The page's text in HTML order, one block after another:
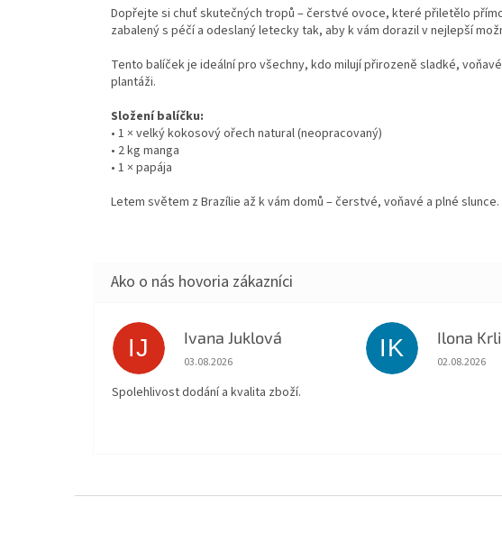
Dopřejte si chuť skutečných tropů – čerstvé ovoce, které přiletělo
zabalený s péčí a odeslaný letecky tak, aby k vám dorazil v nejlepší
Tento balíček je ideální pro všechny, kdo milují přirozeně sladké,
plantáži.
Složení balíčku:
• 1 × velký kokosový ořech natural (neopracovaný)
• 2 kg manga
• 1 × papája
Letem světem z Brazílie až k vám domů – čerstvé, voňavé a plné slunce.
IJ Ivana Juklová
Hodnotenie obchodu je 5 z 5 hviezdičiek.
03.08.2026
Spolehlivost dodání a kvalita zboží.
IK Ilona
02.08.2026